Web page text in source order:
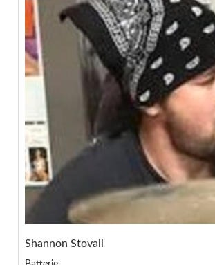
Shannon Stovall